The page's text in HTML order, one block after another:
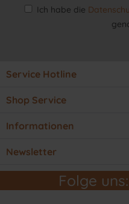
Ich habe die
Service Hotline
Shop Service
Informationen
Newsletter
Folge uns: